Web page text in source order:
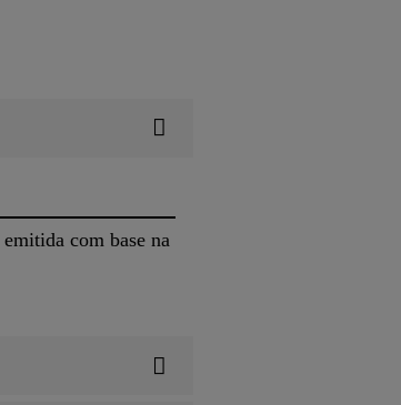
com base na